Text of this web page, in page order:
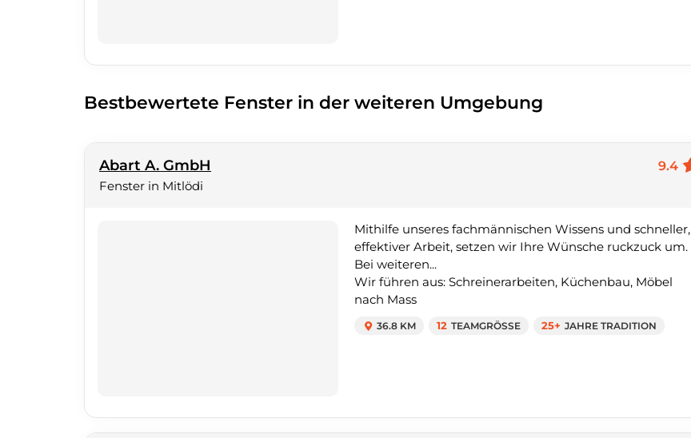
Bestbewertete Fenster in der weiteren Umgebung
Abart A. GmbH
9.4
Fenster in Mitlödi
Mithilfe unseres fachmännischen Wissens und schneller,
effektiver Arbeit, setzen wir Ihre Wünsche ruckzuck um.
Bei weiteren...
Wir führen aus: Schreinerarbeiten, Küchenbau, Möbel
nach Mass
36.8 KM 12 TEAMGRÖSSE 25+ JAHRE TRADITION